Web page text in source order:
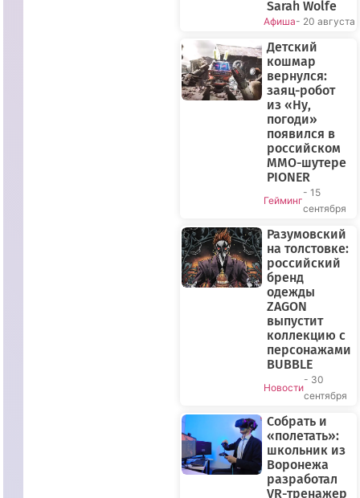
ПРЯМОЙ
ЭФИР
Sarah Wolfe
Афиша- 20 августа
Детский
кошмар
вернулся:
заяц-робот
из «Ну,
погоди»
появился в
российском
MMO-шутере
PIONER
Гейминг
- 15
сентября
Разумовский
на толстовке:
российский
бренд
одежды
ZAGON
выпустит
коллекцию с
персонажами
BUBBLE
Новости
- 30
сентября
Собрать и
«полетать»:
школьник из
Воронежа
разработал
VR-тренажер